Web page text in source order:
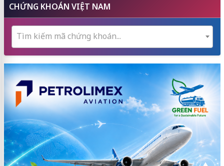
CHỨNG KHOÁN VIỆT NAM
Tìm kiếm mã chứng khoán...